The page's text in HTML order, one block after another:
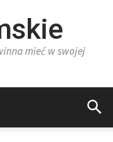
mieć w swojej